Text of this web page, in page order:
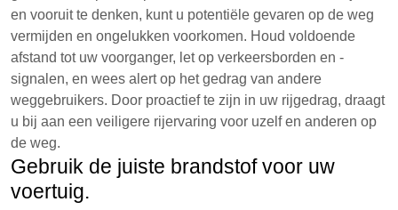
en vooruit te denken, kunt u potentiële gevaren op de weg
vermijden en ongelukken voorkomen. Houd voldoende
afstand tot uw voorganger, let op verkeersborden en -
signalen, en wees alert op het gedrag van andere
weggebruikers. Door proactief te zijn in uw rijgedrag, draagt
u bij aan een veiligere rijervaring voor uzelf en anderen op
de weg.
Gebruik de juiste brandstof voor uw
voertuig.